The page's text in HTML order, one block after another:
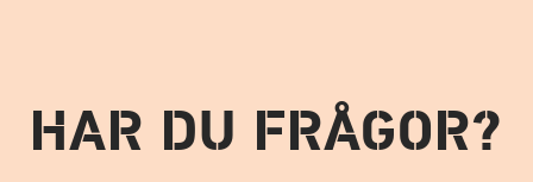
HAR DU FRÅGOR?